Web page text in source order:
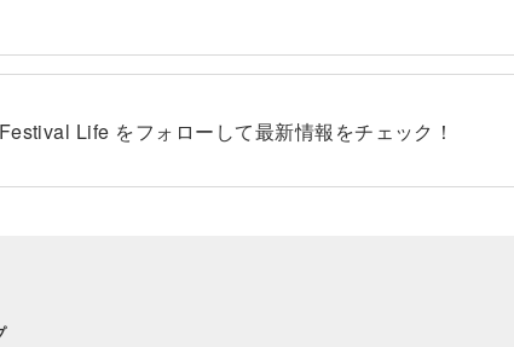
Festival Life をフォローして最新情報をチェック！